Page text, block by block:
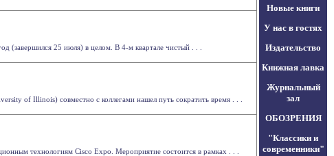
(завершился 25 июля) в целом. В 4-м квартале чистый . . .
of Illinois) совместно с коллегами нашел путь сократить время . . .
технологиям Cisco Expo. Мероприятие состоится в рамках . . .
Новые книги
У нас в гостях
Издательство
Книжная лавка
Журнальный
зал
ОБОЗРЕНИЯ
"Классики и
современники"